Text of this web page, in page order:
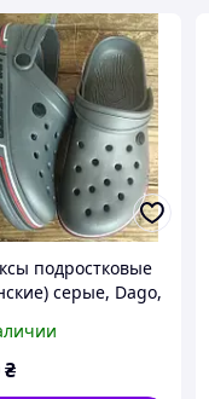
подростковые
серые, Dago,
₴